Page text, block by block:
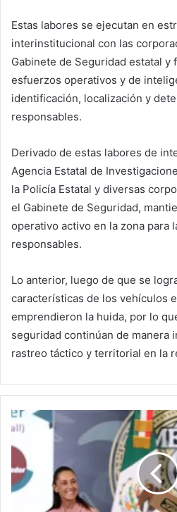
Estas labores se ejecutan en
interinstitucional con las
Gabinete de Seguridad estatal y
esfuerzos operativos y de
identificación, localización y
responsables.
Derivado de estas labores de
Agencia Estatal de
la Policía Estatal y diversas
el Gabinete de Seguridad,
operativo activo en la zona para
responsables.
Lo anterior, luego de que se
características de los vehículos
emprendieron la huida, por lo
seguridad continúan de manera
rastreo táctico y territorial en la